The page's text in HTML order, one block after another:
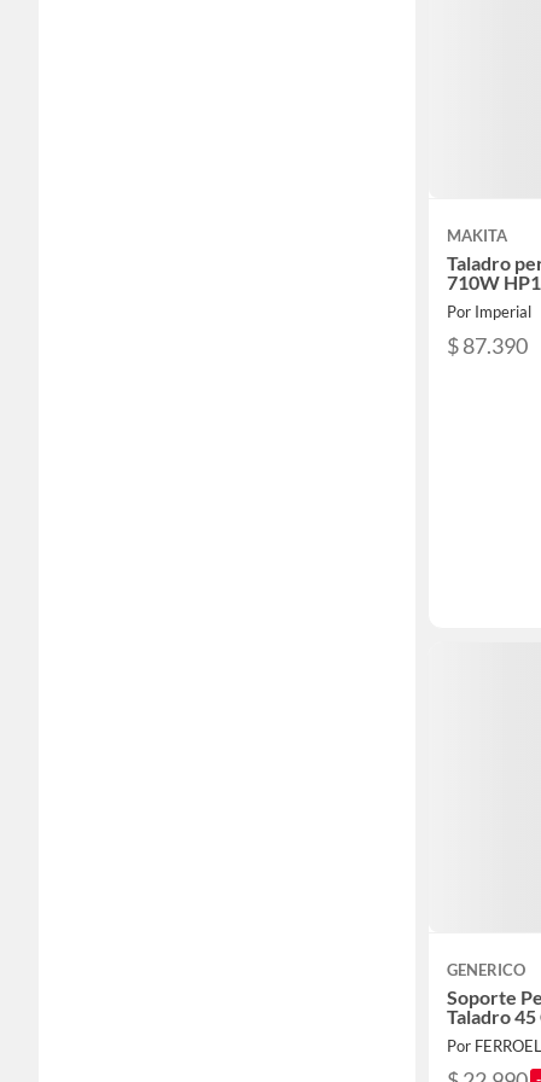
MAKITA
Taladro
710W
Por Imperial
$ 87.390
GENERICO
Soporte
Taladro 45
Por